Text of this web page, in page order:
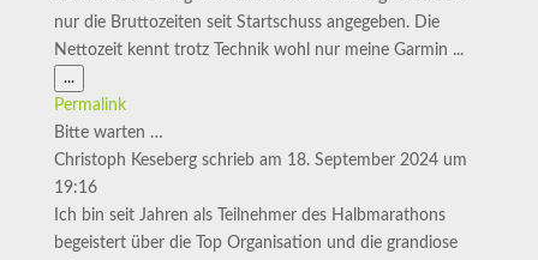
nur die Bruttozeiten seit Startschuss angegeben. Die
Nettozeit kennt trotz Technik wohl nur meine Garmin ...
...Diese
Metabox
Permalink
Bitte warten …
Christoph Keseberg schrieb am 18. September 2024 um
19:16
Ich bin seit Jahren als Teilnehmer des Halbmarathons
begeistert über die Top Organisation und die grandiose